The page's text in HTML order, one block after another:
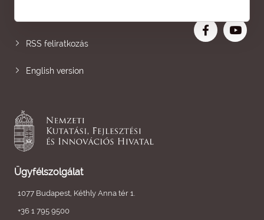
RSS feliratkozás
English version
Ügyfélszolgálat
1077 Budapest, Kéthly Anna tér 1.
+36 1 795 9500